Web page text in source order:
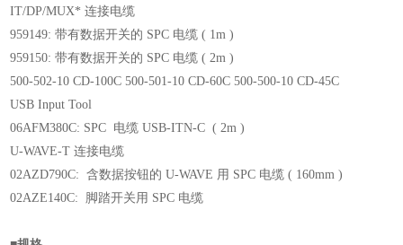
IT/DP/MUX* 连接电缆
959149: 带有数据开关的 SPC 电缆 ( 1m )
959150: 带有数据开关的 SPC 电缆 ( 2m )
500-502-10 CD-100C 500-501-10 CD-60C 500-500-10 CD-45C
USB Input Tool
06AFM380C: SPC 电缆 USB-ITN-C ( 2m )
U-WAVE-T 连接电缆
02AZD790C: 含数据按钮的 U-WAVE 用 SPC 电缆 ( 160mm )
02AZE140C: 脚踏开关用 SPC 电缆